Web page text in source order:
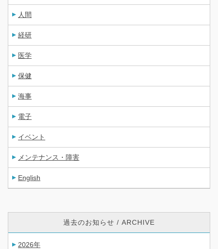
人間
経研
医学
保健
海事
電子
イベント
メンテナンス・障害
English
過去のお知らせ / ARCHIVE
2026年